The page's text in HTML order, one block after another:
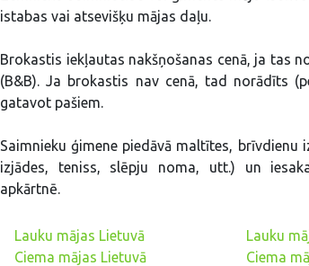
istabas vai atsevišķu mājas daļu.
Brokastis iekļautas nakšņošanas cenā, ja tas
(B&B). Ja brokastis nav cenā, tad norādīts
gatavot pašiem.
Saimnieku ģimene piedāvā maltītes, brīvdienu
izjādes, teniss, slēpju noma, utt.) un
apkārtnē.
Lauku mājas Lietuvā
Ciema mājas Lietuvā
Lauku
Ciema